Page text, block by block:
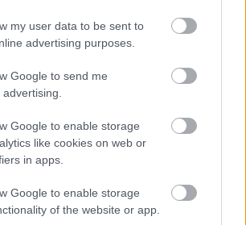
my user data to be sent to
advertising purposes.
Google to send me
Google to enable storage
like cookies on web or
in apps.
Google to enable storage
of the website or app.
10 μαγευτικοί προορισμοί